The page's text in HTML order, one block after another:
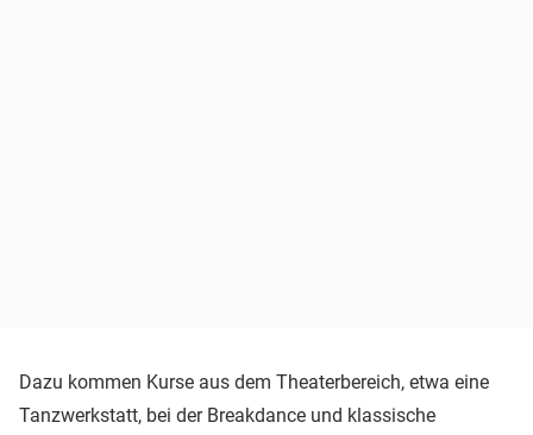
Dazu kommen Kurse aus dem Theaterbereich, etwa eine
Tanzwerkstatt, bei der Breakdance und klassische